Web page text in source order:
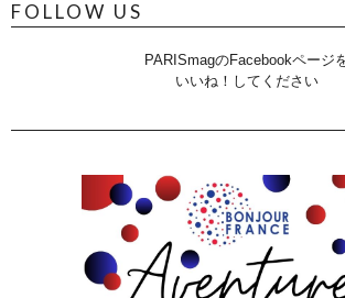
FOLLOW US
PARISmagのFacebookページ
いいね！してください